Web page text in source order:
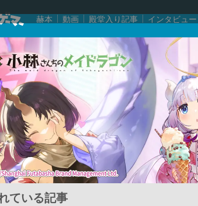
赫本 動画 殿堂入り記事 インタビュー
ている記事